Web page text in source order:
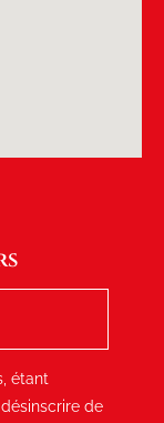
étant
de